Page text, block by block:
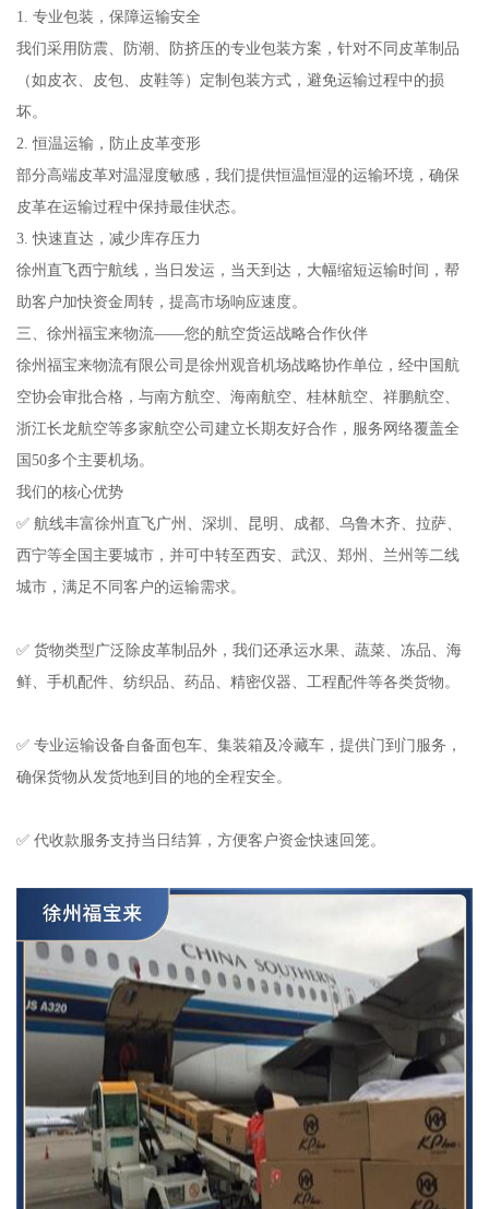
1. 专业包装，保障运输安全
我们采用防震、防潮、防挤压的专业包装方案，针对不同皮革制品
（如皮衣、皮包、皮鞋等）定制包装方式，避免运输过程中的损
坏。
2. 恒温运输，防止皮革变形
部分高端皮革对温湿度敏感，我们提供恒温恒湿的运输环境，确保
皮革在运输过程中保持最佳状态。
3. 快速直达，减少库存压力
徐州直飞西宁航线，当日发运，当天到达，大幅缩短运输时间，帮
助客户加快资金周转，提高市场响应速度。
三、徐州福宝来物流——您的航空货运战略合作伙伴
徐州福宝来物流有限公司是徐州观音机场战略协作单位，经中国航
空协会审批合格，与南方航空、海南航空、桂林航空、祥鹏航空、
浙江长龙航空等多家航空公司建立长期友好合作，服务网络覆盖全
国50多个主要机场。
我们的核心优势
✅ 航线丰富徐州直飞广州、深圳、昆明、成都、乌鲁木齐、拉萨、
西宁等全国主要城市，并可中转至西安、武汉、郑州、兰州等二线
城市，满足不同客户的运输需求。
✅ 货物类型广泛除皮革制品外，我们还承运水果、蔬菜、冻品、海
鲜、手机配件、纺织品、药品、精密仪器、工程配件等各类货物。
✅ 专业运输设备自备面包车、集装箱及冷藏车，提供门到门服务，
确保货物从发货地到目的地的全程安全。
✅ 代收款服务支持当日结算，方便客户资金快速回笼。